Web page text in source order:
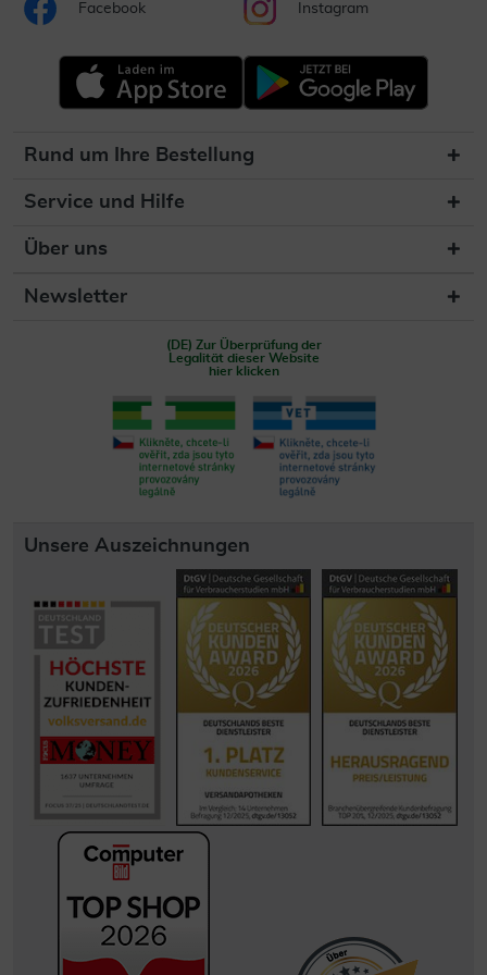
Facebook Instagram
Rund um Ihre Bestellung
Service und Hilfe
Über uns
Newsletter
(DE) Zur Überprüfung der
Legalität dieser Website
hier klicken
Unsere Auszeichnungen